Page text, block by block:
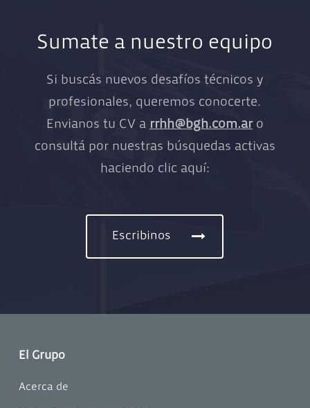
Sumate a nuestro equipo
Si buscás nuevos desafíos técnicos y
profesionales, queremos conocerte.
Envianos tu CV a rrhh@bgh.com.aro
consultá por nuestras búsquedas activas
haciendo clic aquí:
Escribinos
El Grupo
Acerca de